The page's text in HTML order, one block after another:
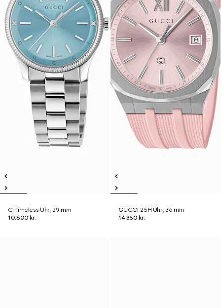
G-Timeless Uhr, 29 mm
10.600 kr.
GUCCI 25H Uhr, 36 mm
14.350 kr.